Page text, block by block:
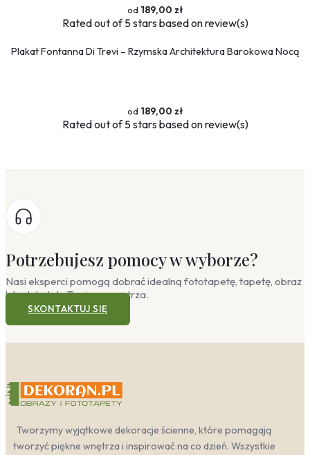
189,00 zł
Ratedout of 5 stars based onreview(s)
Plakat Fontanna Di Trevi – Rzymska Architektura Barokowa Nocą
189,00 zł
Ratedout of 5 stars based onreview(s)
Potrzebujesz pomocy w wyborze?
Nasi eksperci pomogą dobrać idealną fototapetę, tapetę, obraz
lub plakat do Twojego wnętrza.
SKONTAKTUJ SIĘ
Tworzymy wyjątkowe dekoracje ścienne, które pomagają
tworzyć piękne wnętrza i inspirować na co dzień. Wszystkie